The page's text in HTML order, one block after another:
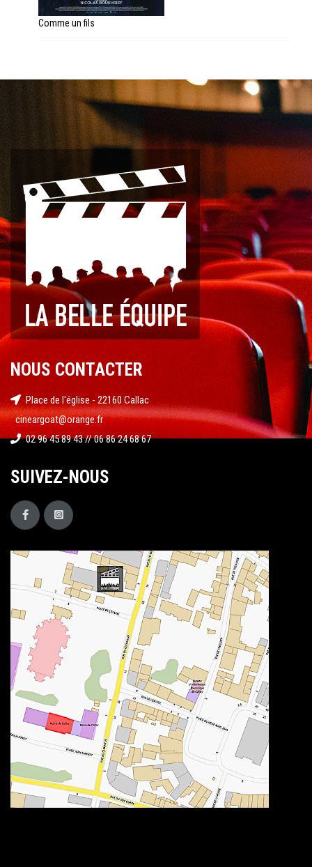
Comme un fils
NOUS CONTACTER
Place de l'église - 22160 Callac
cineargoat@orange.fr
02 96 45 89 43 // 06 86 24 68 67
SUIVEZ-NOUS